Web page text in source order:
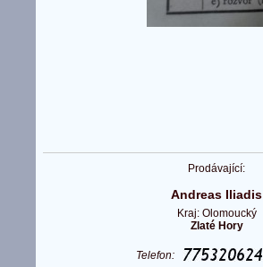
Prodávající:
Andreas Iliadis
Kraj: Olomoucký
Zlaté Hory
Telefon: